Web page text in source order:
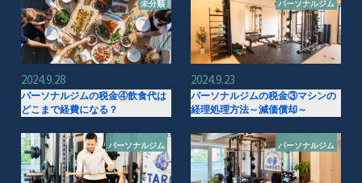
未分類
2024.9.28
パーソナルジムの税金④飲食代は
どこまで経費になる？
パーソナルジム
2024.9.23
パーソナルジムの税金③マシンの
経理処理方法～減価償却～
パーソナルジム パーソナルジム